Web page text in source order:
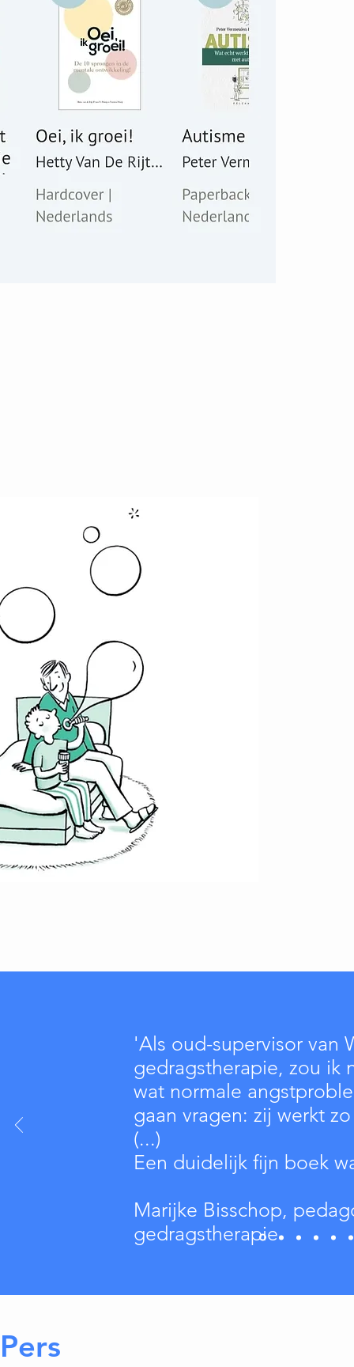
'Als oud-supervisor van
gedragstherapie, zou ik
wat normale
gaan vragen: zij werkt
(...)
Een duidelijk fijn boek
Marijke Bisschop,
gedragstherapie
Pers